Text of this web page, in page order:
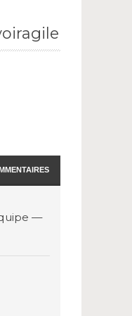
—